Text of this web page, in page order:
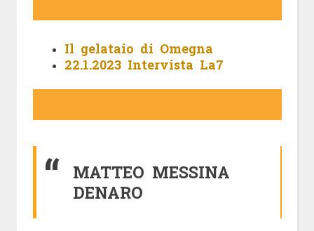
Il gelataio di Omegna
22.1.2023 Intervista La7
MATTEO MESSINA
DENARO